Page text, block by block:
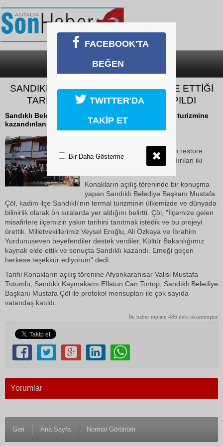
SON DAKİKA
SANDIKLI BELEDİYESİ’NİN RESTORE ETTİĞİ
TARİHİ KONAKLARIN AÇILIŞI YAPILDI
Sandıklı Belediyesi tarafından restore edilerek ilçe turizmine
kazandırılan iki tarihi konak hizmete açıldı.
Sandıklı Belediyesi tarafından restore
edilerek ilçe turizmine kazandırılan iki
Konakların açılış töreninde bir konuşma
yapan Sandıklı Belediye Başkanı Mustafa
Çöl, kadim ilçe Sandıklı'nın termal turizminin ülkemizde ve dünyada
bilinirlik olarak ön sıralarda yer aldığını belirtti. Çöl, "İlçemize gelen
misafirlere ilçemizin yakın tarihini tanıtmak istedik ve bu projeyi
ürettik. Milletvekillerimiz Veysel Eroğlu, Ali Özkaya ve İbrahim
Yurdunuseven beyefendiler destek verdiler, Kültür Bakanlığımız
kaynak elde ettik ve sonuçta Sandıklı kazandı. Emeği geçen
herkese teşekkür ediyorum" dedi.
Tarihi Konakların açılış törenine Afyonkarahisar Valisi Mustafa
Tutumlu, Sandıklı Kaymakamı Eflatun Can Tortop, Sandıklı Belediye
Başkanı Mustafa Çöl ile protokol mensupları ile çok sayıda
vatandaş katıldı.
Bu haber toplam 486 defa okunmuştur
Yorumlar
Geri Ana Sayfa Normal Görünüm
FACEBOOK'TA
BEĞEN
TWITTER'DA
TAKİP ET
Bir Daha Gösterme